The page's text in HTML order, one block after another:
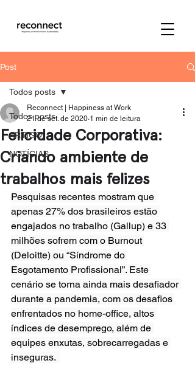
Post
Todos posts
ARTIGO
NOTÍCIAS
Todos posts
Felicidade Corporativa:
Criando ambiente de
trabalhos mais felizes
Reconnect | Happiness at Work
21 de set. de 2020 1 min de leitura
Pesquisas recentes mostram que
apenas 27% dos brasileiros estão
engajados no trabalho (Gallup) e 33
milhões sofrem com o Burnout
(Deloitte) ou “Síndrome do
Esgotamento Profissional”. Este
cenário se torna ainda mais desafiador
durante a pandemia, com os desafios
enfrentados no home-office, altos
índices de desemprego, além de
equipes enxutas, sobrecarregadas e
inseguras.